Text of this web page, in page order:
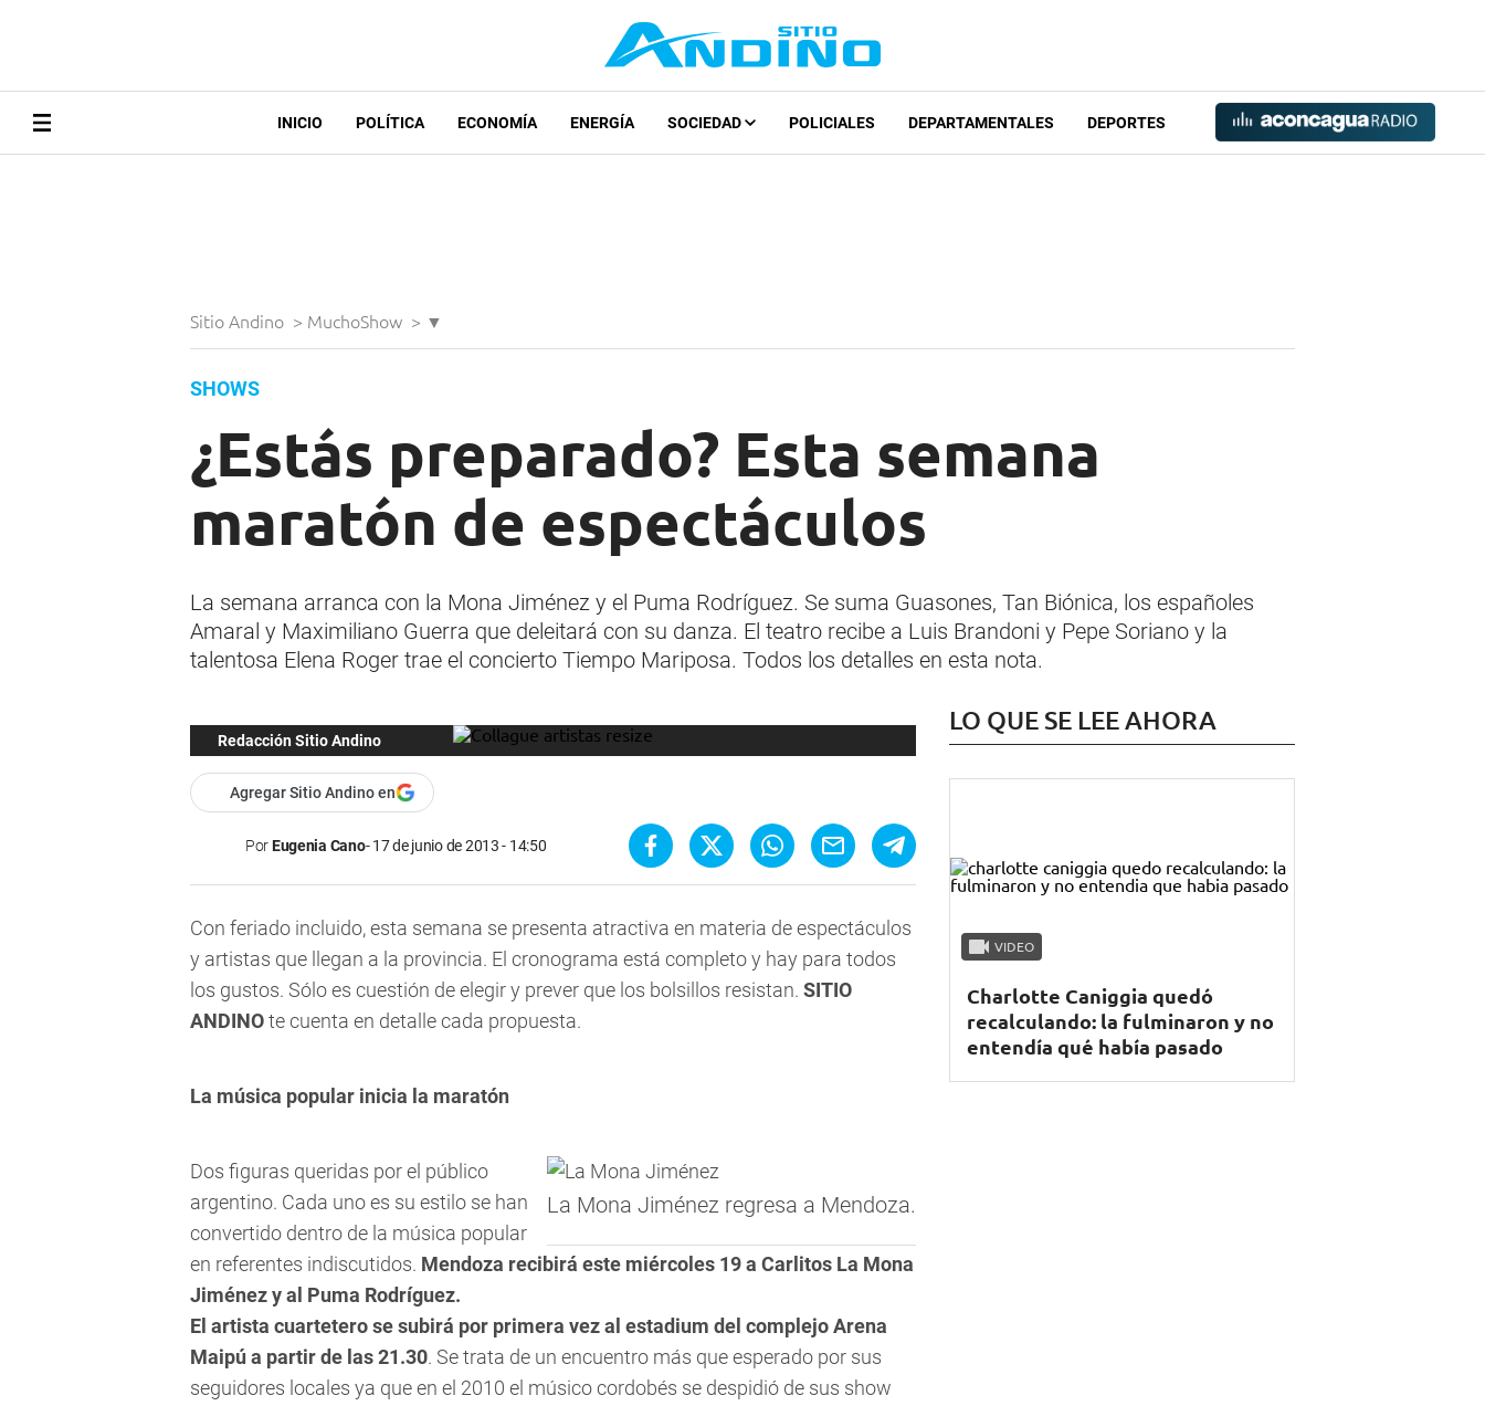
INICIO POLÍTICA ECONOMÍA ENERGÍA SOCIEDAD POLICIALES DEPARTAMENTALES DEPORTES
Sitio Andino > MuchoShow > ▼
SHOWS
¿Estás preparado? Esta semana
maratón de espectáculos
La semana arranca con la Mona Jiménez y el Puma Rodríguez. Se suma Guasones, Tan Biónica, los españoles
Amaral y Maximiliano Guerra que deleitará con su danza. El teatro recibe a Luis Brandoni y Pepe Soriano y la
talentosa Elena Roger trae el concierto Tiempo Mariposa. Todos los detalles en esta nota.
Redacción Sitio Andino
Agregar Sitio Andino en
PorEugenia Cano 17 de junio de 2013 - 14:50
Con feriado incluido, esta semana se presenta atractiva en materia de espectáculos
y artistas que llegan a la provincia. El cronograma está completo y hay para todos
los gustos. Sólo es cuestión de elegir y prever que los bolsillos resistan. SITIO
ANDINOte cuenta en detalle cada propuesta.
La música popular inicia la maratón
La Mona Jiménez regresa a Mendoza.
Dos figuras queridas por el público
argentino. Cada uno es su estilo se han
convertido dentro de la música popular
en referentes indiscutidos. Mendoza recibirá este miércoles 19 a Carlitos La Mona
Jiménez y al Puma Rodríguez.
El artista cuartetero se subirá por primera vez al estadium del complejo Arena
Maipú a partir de las 21.30. Se trata de un encuentro más que esperado por sus
seguidores locales ya que en el 2010 el músico cordobés se despidió de sus show
LO QUE SE LEE AHORA
VIDEO
Charlotte Caniggia quedó
recalculando: la fulminaron y no
entendía qué había pasado